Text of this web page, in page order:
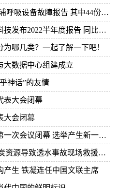
设备故障报告 其中44份死亡案例
2022半年度报告 同比下滑2.92%
哪几类？一起了解一下吧！
大数据中心组建成立
神话”的友情
表大会闭幕
大会闭幕
幕 选举产生新一届中国记协领导机构
致透水事故现场救援结束 2人遇难
产生 铁凝连任中国文联主席